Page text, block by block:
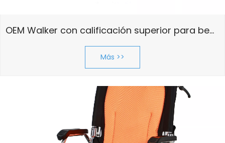
OEM Walker con calificación superior para bebé
Más >>